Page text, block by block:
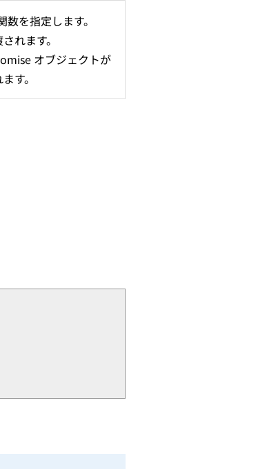
を指定します。
れます。
オブジェクトが
す。